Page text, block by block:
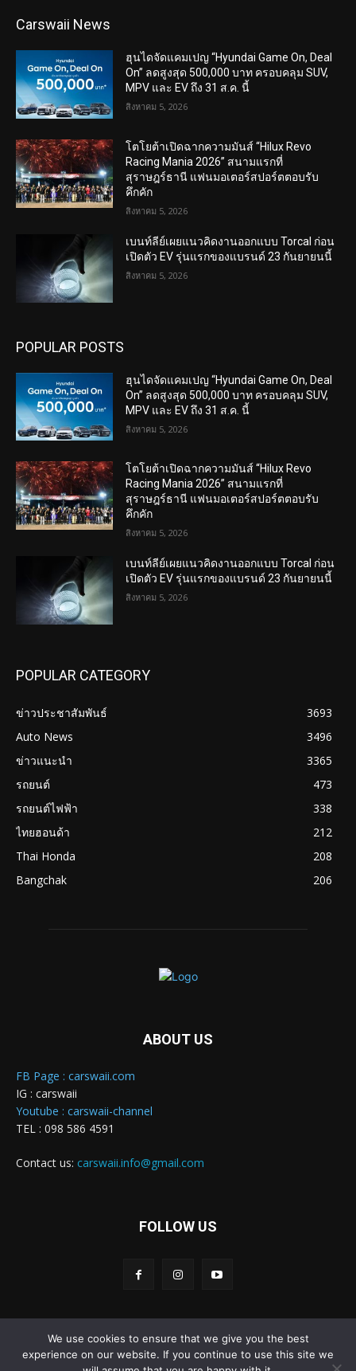
Carswaii News
ฮุนไดจัดแคมเปญ “Hyundai Game On, Deal
On” ลดสูงสุด 500,000 บาท ครอบคลุม SUV,
MPV และ EV ถึง 31 ส.ค. นี้
สิงหาคม 5, 2026
โตโยต้าเปิดฉากความมันส์ “Hilux Revo
Racing Mania 2026” สนามแรกที่
สุราษฎร์ธานี แฟนมอเตอร์สปอร์ตตอบรับ
คึกคัก
สิงหาคม 5, 2026
เบนท์ลีย์เผยแนวคิดงานออกแบบ Torcal ก่อน
เปิดตัว EV รุ่นแรกของแบรนด์ 23 กันยายนนี้
สิงหาคม 5, 2026
POPULAR POSTS
ฮุนไดจัดแคมเปญ “Hyundai Game On, Deal
On” ลดสูงสุด 500,000 บาท ครอบคลุม SUV,
MPV และ EV ถึง 31 ส.ค. นี้
สิงหาคม 5, 2026
โตโยต้าเปิดฉากความมันส์ “Hilux Revo
Racing Mania 2026” สนามแรกที่
สุราษฎร์ธานี แฟนมอเตอร์สปอร์ตตอบรับ
คึกคัก
สิงหาคม 5, 2026
เบนท์ลีย์เผยแนวคิดงานออกแบบ Torcal ก่อน
เปิดตัว EV รุ่นแรกของแบรนด์ 23 กันยายนนี้
สิงหาคม 5, 2026
POPULAR CATEGORY
ข่าวประชาสัมพันธ์
3693
Auto News
3496
ข่าวแนะนำ
3365
รถยนต์
473
รถยนต์ไฟฟ้า
338
ไทยฮอนด้า
212
Thai Honda
208
Bangchak
206
ABOUT US
FB Page : carswaii.com
IG : carswaii
Youtube : carswaii-channel
TEL : 098 586 4591
Contact us: carswaii.info@gmail.com
FOLLOW US
Carswaii © Copyright All right reserved
We use cookies to ensure that we give you the best
experience on our website. If you continue to use this site we